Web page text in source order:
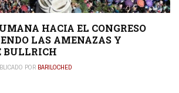
HACIA EL CONGRESO
LAS AMENAZAS Y
BULLRICH
POR BARILOCHED